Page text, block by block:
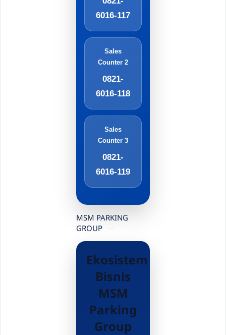
6016-117
Sales
Counter 2
0821-
6016-118
Sales
Counter 3
0821-
6016-119
MSM PARKING
GROUP
Ekosistem
Bisnis
MSM
Parking
Group